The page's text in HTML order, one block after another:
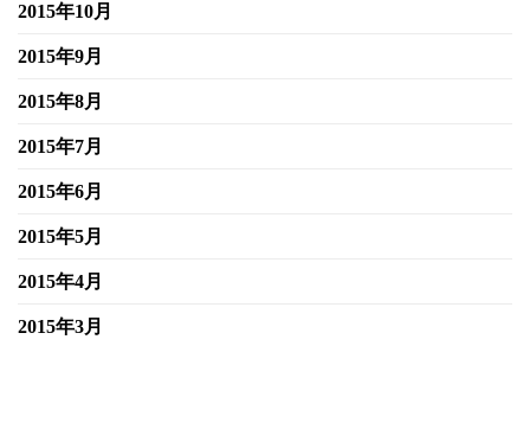
2015年10月
2015年9月
2015年8月
2015年7月
2015年6月
2015年5月
2015年4月
2015年3月